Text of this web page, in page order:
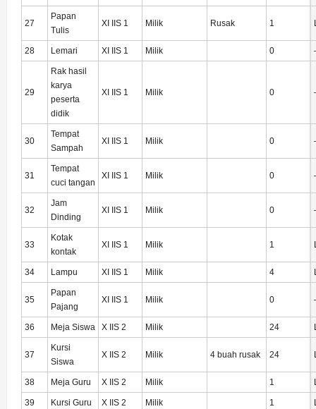
27
Papan
Tulis
XI IIS 1 Milik Rusak 1
28 Lemari XI IIS 1 Milik 0
29
Rak hasil
karya
peserta
didik
XI IIS 1 Milik 0
30
Tempat
Sampah
XI IIS 1 Milik 0
31
Tempat
cuci tangan
XI IIS 1 Milik 0
32
Jam
Dinding
XI IIS 1 Milik 0
33
Kotak
kontak
XI IIS 1 Milik 1
34 Lampu XI IIS 1 Milik 4
35
Papan
Pajang
XI IIS 1 Milik 0
36 Meja Siswa X IIS 2 Milik 24
37
Kursi
Siswa
X IIS 2 Milik 4 buah rusak 24
38 Meja Guru X IIS 2 Milik 1
39 Kursi Guru X IIS 2 Milik 1